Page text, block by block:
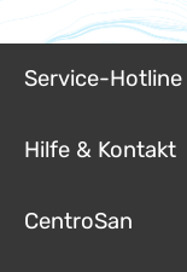
Service-Hotline
Hilfe & Kontakt
CentroSan